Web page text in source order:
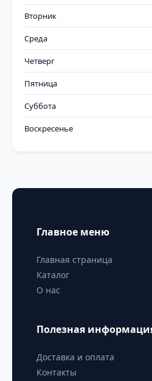
Вторник
Среда
Четверг
Пятница
Суббота
Воскресенье
Главное меню
Главная страница
Каталог
О нас
Полезная
Доставка и оплата
Контакты